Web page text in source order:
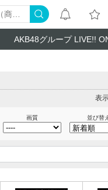
AKB48グループ LIVE!!
表
画質 並び替え